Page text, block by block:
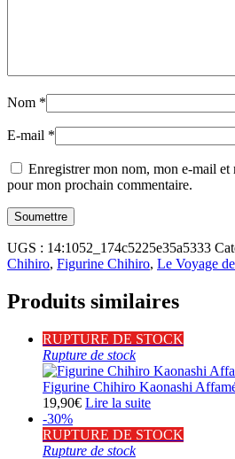
Nom *
E-mail *
Enregistrer mon nom, mon e-mail et
pour mon prochain commentaire.
UGS : 14:1052_174c5225e35a5333
Chihiro, Figurine Chihiro, Le Voyage
Produits similaires
RUPTURE DE STOCK
Rupture de stock
Figurine Chihiro Kaonashi
19,90€ Lire la suite
-30%
RUPTURE DE STOCK
Rupture de stock